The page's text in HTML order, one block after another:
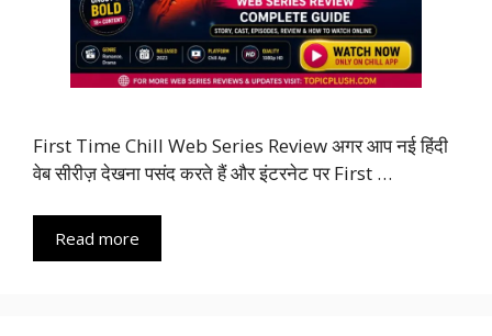
First Time Chill Web Series Review अगर आप नई हिंदी
वेब सीरीज़ देखना पसंद करते हैं और इंटरनेट पर First …
Read more